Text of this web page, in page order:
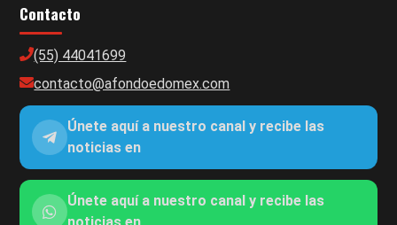
Contacto
(55) 44041699
contacto@afondoedomex.com
Únete aquí a nuestro canal y recibe las
noticias en
Únete aquí a nuestro canal y recibe las